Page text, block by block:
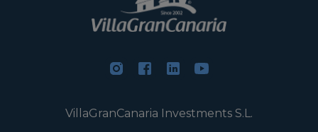
VillaGranCanaria Investments S.L.